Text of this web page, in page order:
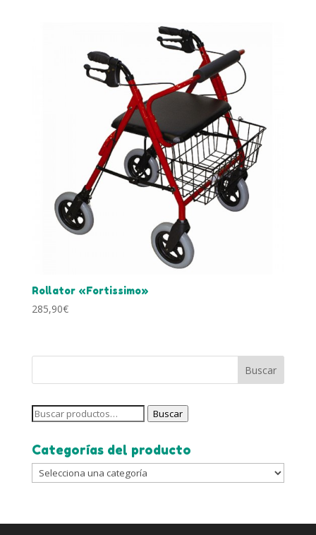
Rollator «Fortissimo»
285,90€
Buscar
Buscar
Categorías del producto